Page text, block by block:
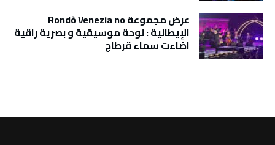
عرض مجموعة Rondò Venezia no
الإيطالية : لوحة موسيقية و بصرية راقية
اضاءت سماء قرطاج